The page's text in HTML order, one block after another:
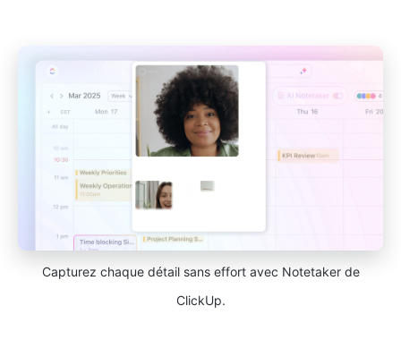
Capturez chaque détail sans effort avec Notetaker de
ClickUp.